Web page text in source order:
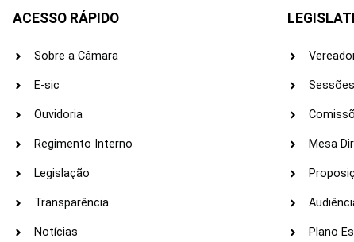
ACESSO RÁPIDO
Sobre a Câmara
E-sic
Ouvidoria
Regimento Interno
Legislação
Transparência
Notícias
Sessões
Mesa
Plano